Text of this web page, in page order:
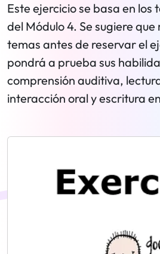
Este ejercicio se basa en los
del Módulo 4. Se sugiere que
temas antes de reservar el
pondrá a prueba sus
comprensión auditiva,
interacción oral y escritura